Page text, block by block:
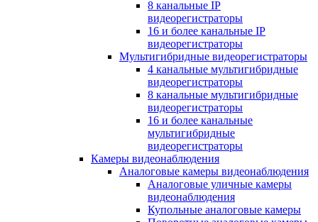
8 канальные IP
видеорегистраторы
16 и более канальные IP
видеорегистраторы
Мультигибридные видеорегистраторы
4 канальные мультигибридные
видеорегистраторы
8 канальные мультигибридные
видеорегистраторы
16 и более канальные
мультигибридные
видеорегистраторы
Камеры видеонаблюдения
Аналоговые камеры видеонаблюдения
Аналоговые уличные камеры
видеонаблюдения
Купольные аналоговые камеры